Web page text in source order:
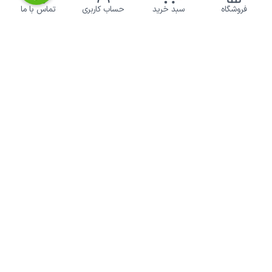
برای دریافت تخفیف ها و آموزش ها ایمیل خود را وارد
فروشگاه سبد خرید حساب کاربری تماس با ما